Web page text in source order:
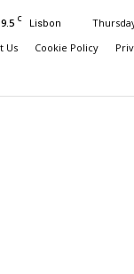
C Lisbon
Us
Cookie Policy